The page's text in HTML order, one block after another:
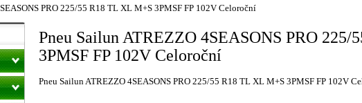
PRO 225/55 R18 TL XL M+S 3PMSF FP 102V Celoroční
Pneu Sailun ATREZZO 4SEASONS PRO 225/
3PMSF FP 102V Celoroční
Pneu Sailun ATREZZO 4SEASONS PRO 225/55 R18 TL XL M+S 3PMSF FP 102V